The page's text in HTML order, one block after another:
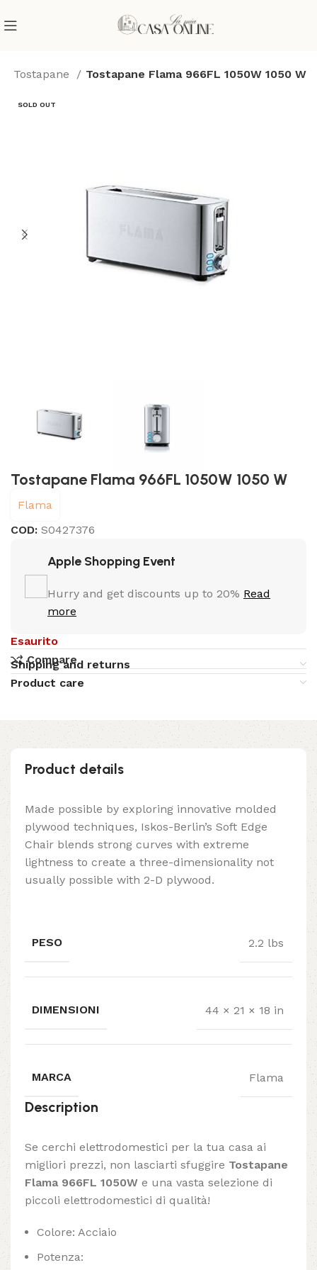
Tostapane Tostapane Flama 966FL 1050W 1050 W
SOLD OUT
Tostapane Flama 966FL 1050W 1050 W
Flama
COD:S0427376
Apple Shopping Event
Hurry and get discounts up to 20% Read
more
Esaurito
Compare
Shipping and returns
Product care
Product details
Made possible by exploring innovative molded
plywood techniques, Iskos-Berlin’s Soft Edge
Chair blends strong curves with extreme
lightness to create a three-dimensionality not
usually possible with 2-D plywood.
PESO 2.2 lbs
DIMENSIONI 44 × 21 × 18 in
MARCA Flama
Description
Se cerchi elettrodomestici per la tua casa ai
migliori prezzi, non lasciarti sfuggire Tostapane
Flama 966FL 1050W e una vasta selezione di
piccoli elettrodomestici di qualità!
Colore: Acciaio
Potenza: